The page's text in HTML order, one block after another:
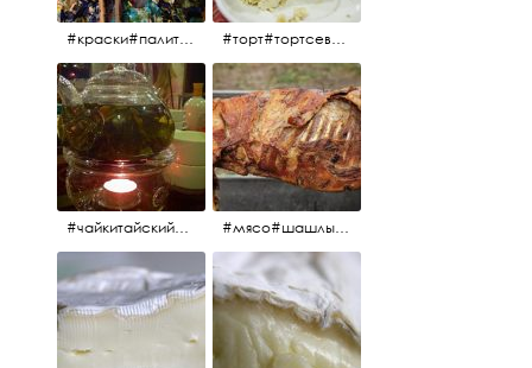
#краски#палитра#картина#живопись#aplgallery #торт#тортсевер#север#severspb#северметрополь#безе#безесклубникой#тортвоздушный#тортсбезе#cake#meringuecake#meringuecakewithstrawberries @sever_metropol
#чайкитайский#чай#tea#teachinese @chinacook.ru #мясо#шашлык#шашлыкмашлык #пальчикиоближешь